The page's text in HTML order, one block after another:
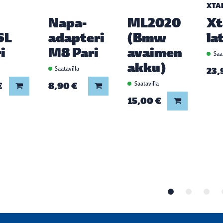
Lisää koriin
Napa-
adapteri
M8 Pari
Saatavilla
8,90 € Lisää koriin
ML2020
(Bmw
avaimen
akku)
Saatavilla
15,00 € Lisää koriin